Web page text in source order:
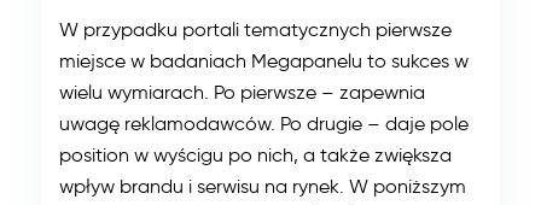
W przypadku portali tematycznych pierwsze
miejsce w badaniach Megapanelu to sukces w
wielu wymiarach. Po pierwsze – zapewnia
uwagę reklamodawców. Po drugie – daje pole
position w wyścigu po nich, a także zwiększa
wpływ brandu i serwisu na rynek. W poniższym